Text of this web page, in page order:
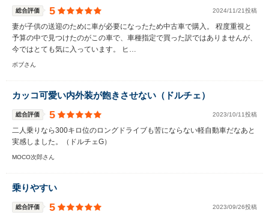
総合評価 5 2024/11/21投稿
妻が子供の送迎のために車が必要になったため中古車で購入。 程度重視と
予算の中で見つけたのがこの車で、車種指定で買った訳ではありませんが、
今ではとても気に入っています。 ヒ…
ボブさん
カッコ可愛い内外装が飽きさせない（ドルチェ）
総合評価 5 2023/10/11投稿
二人乗りなら300キロ位のロングドライブも苦にならない軽自動車だなあと
実感しました。（ドルチェG）
MOCO次郎さん
乗りやすい
総合評価 5 2023/09/26投稿